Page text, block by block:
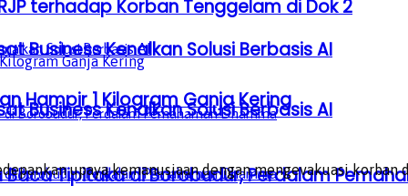
Business Kenalkan Solusi Berbasis AI
Tipitaka di Borobudur, Perdalam
Business Kenalkan Solusi Berbasis AI
terhadap Korban Tenggelam di Dok 2
Hampir 1 Kilogram Ganja Kering
upaya kemanusiaan dengan mengevakuasi